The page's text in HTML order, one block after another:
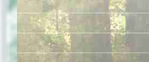
ヘブライ語
マジャール語
イタリア語
日本語